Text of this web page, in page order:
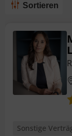
Sortieren
Sonstige